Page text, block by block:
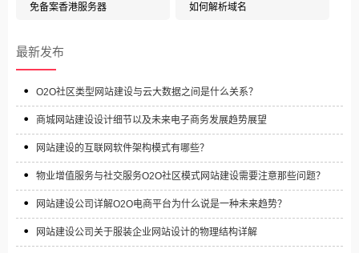
免备案香港服务器 如何解析域名
最新发布
O2O社区类型网站建设与云大数据之间是什么关系？
商城网站建设设计细节以及未来电子商务发展趋势展望
网站建设的互联网软件架构模式有哪些？
物业增值服务与社交服务O2O社区模式网站建设需要注意那些问题？
网站建设公司详解O2O电商平台为什么说是一种未来趋势？
网站建设公司关于服装企业网站设计的物理结构详解